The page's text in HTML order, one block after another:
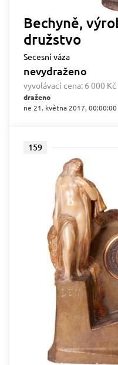
Bechyně,
družstvo
Secesní váza
nevydraženo
vyvolávací cena: 6 000 Kč
draženo
ne 21. května 2017, 00:00:00
159